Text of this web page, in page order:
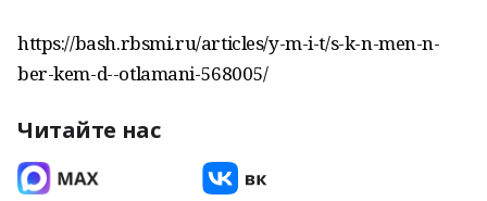
https://bash.rbsmi.ru/articles/y-m-i-t/s-k-n-men-n-
ber-kem-d--otlamani-568005/
Читайте нас